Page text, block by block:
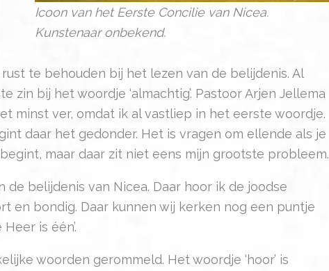
Icoon van het Eerste Concilie van Nicea.
Kunstenaar onbekend.
te behouden bij het lezen van de belijdenis. Al
zin bij het woordje ‘almachtig’. Pastoor Arjen Jellema
minst ver, omdat ik al vastliep in het eerste woordje.
daar het gedonder. Het is vragen om ellende als je
maar daar zit niet eens mijn grootste probleem.
de belijdenis van Nicea. Daar hoor ik de joodse
en bondig. Daar kunnen wij kerken nog een puntje
is één’.
woorden gerommeld. Het woordje ‘hoor’ is